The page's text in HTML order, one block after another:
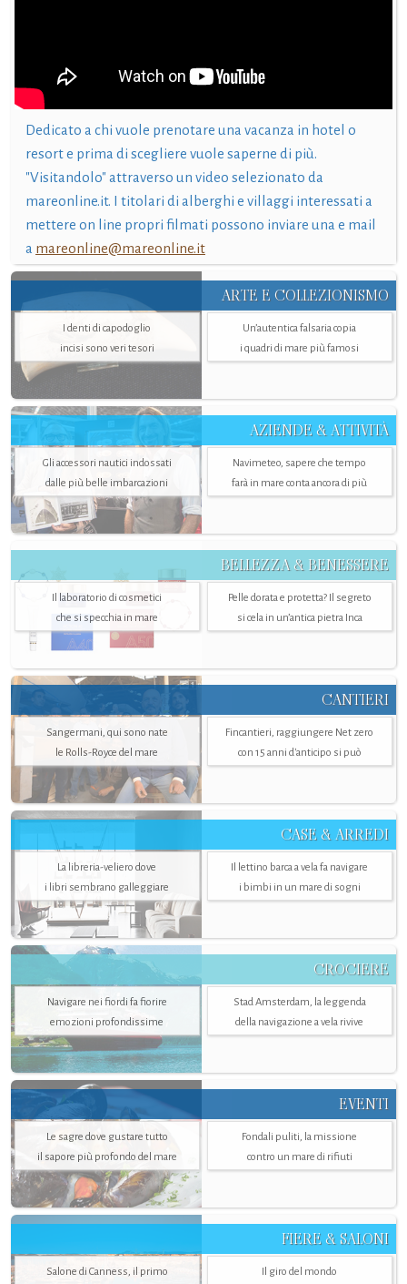
Dedicato a chi vuole prenotare una vacanza in hotel o
resort e prima di scegliere vuole saperne di più.
"Visitandolo" attraverso un video selezionato da
mareonline.it. I titolari di alberghi e villaggi interessati a
mettere on line propri filmati possono inviare una e mail
a mareonline@mareonline.it
ARTE E COLLEZIONISMO
I denti di capodoglio
incisi sono veri tesori
Un’autentica falsaria copia
i quadri di mare più famosi
AZIENDE & ATTIVITÀ
Gli accessori nautici indossati
dalle più belle imbarcazioni
Navimeteo, sapere che tempo
farà in mare conta ancora di più
BELLEZZA & BENESSERE
Il laboratorio di cosmetici
che si specchia in mare
Pelle dorata e protetta? Il segreto
si cela in un’antica pietra Inca
CANTIERI
Sangermani, qui sono nate
le Rolls-Royce del mare
Fincantieri, raggiungere Net zero
con 15 anni d'anticipo si può
CASE & ARREDI
La libreria-veliero dove
i libri sembrano galleggiare
Il lettino barca a vela fa navigare
i bimbi in un mare di sogni
CROCIERE
Navigare nei fiordi fa fiorire
emozioni profondissime
Stad Amsterdam, la leggenda
della navigazione a vela rivive
EVENTI
Le sagre dove gustare tutto
il sapore più profondo del mare
Fondali puliti, la missione
contro un mare di rifiuti
FIERE & SALONI
Salone di Canness, il primo
Il giro del mondo